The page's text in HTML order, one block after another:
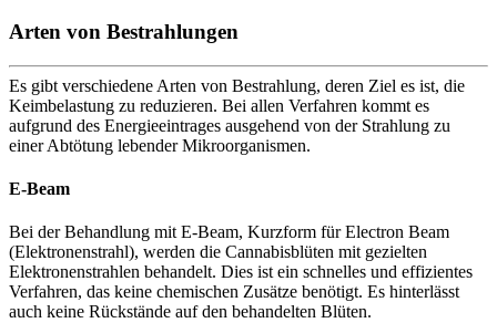
Arten von Bestrahlungen
Es gibt verschiedene Arten von Bestrahlung, deren Ziel es ist, die
Keimbelastung zu reduzieren. Bei allen Verfahren kommt es
aufgrund des Energieeintrages ausgehend von der Strahlung zu
einer Abtötung lebender Mikroorganismen.
E-Beam
Bei der Behandlung mit E-Beam, Kurzform für Electron Beam
(Elektronenstrahl), werden die Cannabisblüten mit gezielten
Elektronenstrahlen behandelt. Dies ist ein schnelles und effizientes
Verfahren, das keine chemischen Zusätze benötigt. Es hinterlässt
auch keine Rückstände auf den behandelten Blüten.